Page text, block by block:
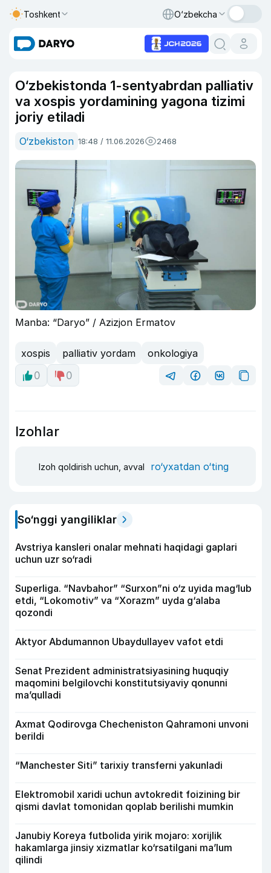
Toshkent O‘zbekcha
O‘zbekistonda 1-sentyabrdan palliativ
va xospis yordamining yagona tizimi
joriy etiladi
O‘zbekiston 18:48 / 11.06.2026 2468
Manba: “Daryo” / Azizjon Ermatov
xospis palliativ yordam
onkologiya
0
0
Izohlar
Izoh qoldirish uchun, avval ro‘yxatdan o‘ting
So‘nggi yangiliklar
Avstriya kansleri onalar mehnati haqidagi gaplari
uchun uzr so‘radi
Superliga. “Navbahor” “Surxon”ni o‘z uyida mag‘lub
etdi, “Lokomotiv” va “Xorazm” uyda g‘alaba
qozondi
Aktyor Abdu­mannon Ubaydullayev vafot etdi
Senat Prezident administratsiyasining huquqiy
maqomini belgilovchi konstitutsiyaviy qonunni
ma’qulladi
Axmat Qodirovga Checheniston Qahramoni unvoni
berildi
“Manchester Siti” tarixiy transferni yakunladi
Elektromobil xaridi uchun avtokredit foizining bir
qismi davlat tomonidan qoplab berilishi mumkin
Janubiy Koreya futbolida yirik mojaro: xorijlik
hakamlarga jinsiy xizmatlar ko‘rsatilgani ma’lum
qilindi